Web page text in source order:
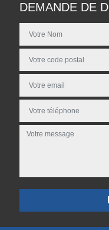
DEMANDE DE